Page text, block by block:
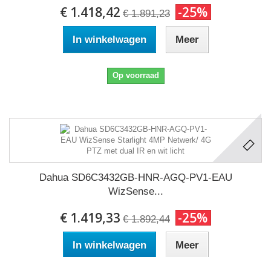
€ 1.418,42 € 1.891,23 -25%
In winkelwagen Meer
Op voorraad
Dahua SD6C3432GB-HNR-AGQ-PV1-EAU
WizSense...
€ 1.419,33 € 1.892,44 -25%
In winkelwagen Meer